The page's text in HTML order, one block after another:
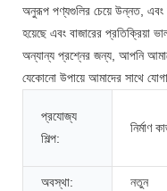
অনুরূপ পণ্যগুলির চেয়ে উন্নত, এবং
হয়েছে এবং বাজারের প্রতিক্রিয়া
অন্যান্য প্রশ্নের জন্য, আপনি
যেকোনো উপায়ে আমাদের সাথে
প্রযোজ্য
শিল্প:
নির্মাণ
অবস্থা: নতুন